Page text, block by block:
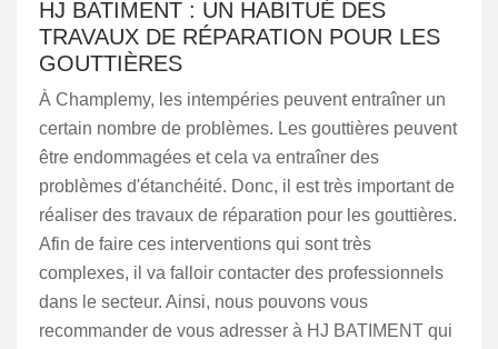
HJ BATIMENT : UN HABITUÉ DES
TRAVAUX DE RÉPARATION POUR LES
GOUTTIÈRES
À Champlemy, les intempéries peuvent entraîner un
certain nombre de problèmes. Les gouttières peuvent
être endommagées et cela va entraîner des
problèmes d'étanchéité. Donc, il est très important de
réaliser des travaux de réparation pour les gouttières.
Afin de faire ces interventions qui sont très
complexes, il va falloir contacter des professionnels
dans le secteur. Ainsi, nous pouvons vous
recommander de vous adresser à HJ BATIMENT qui